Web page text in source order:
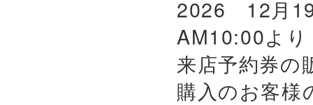
2026 12月19
AM10:00よ
来店予約券の
購入のお客様